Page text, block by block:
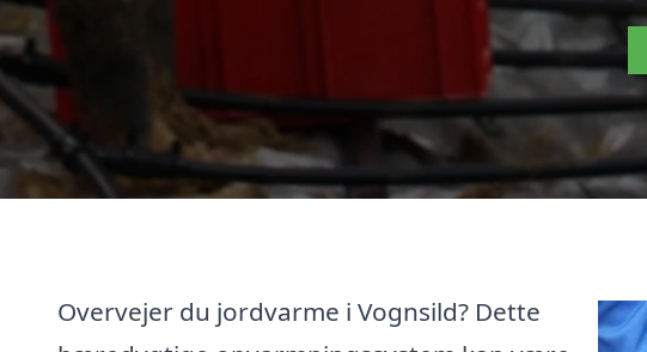
Overvejer du jordvarme i Vognsild? Dette